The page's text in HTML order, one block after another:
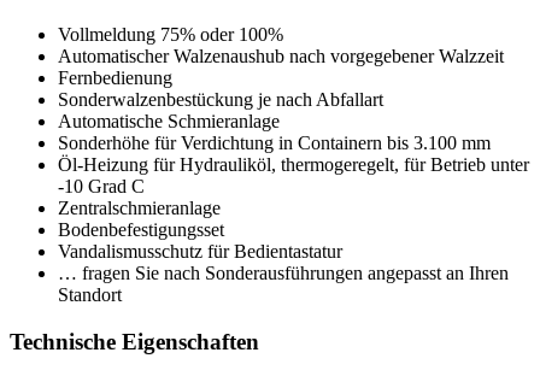
Vollmeldung 75% oder 100%
Automatischer Walzenaushub nach vorgegebener Walzzeit
Fernbedienung
Sonderwalzenbestückung je nach Abfallart
Automatische Schmieranlage
Sonderhöhe für Verdichtung in Containern bis 3.100 mm
Öl-Heizung für Hydrauliköl, thermogeregelt, für Betrieb unter
-10 Grad C
Zentralschmieranlage
Bodenbefestigungsset
Vandalismusschutz für Bedientastatur
… fragen Sie nach Sonderausführungen angepasst an Ihren
Standort
Technische Eigenschaften